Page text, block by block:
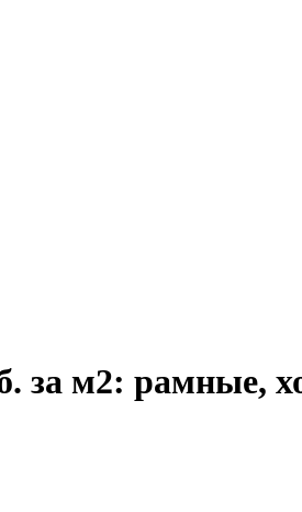
за м2: рамные,